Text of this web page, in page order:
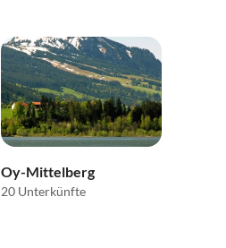
Oy-Mittelberg
20 Unterkünfte